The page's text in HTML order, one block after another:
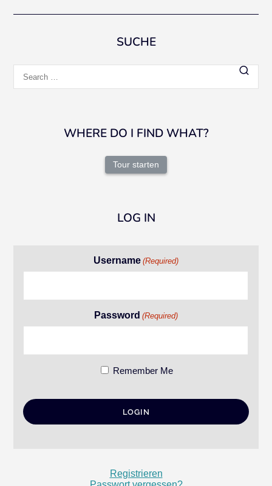
SUCHE
for:
WHERE DO I FIND WHAT?
Tour starten
LOG IN
Username (Required)
Password (Required)
Remember Me
Registrieren